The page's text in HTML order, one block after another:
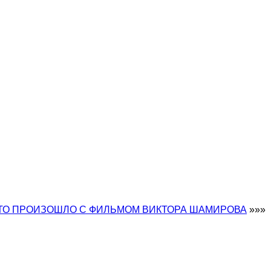
ПРОИЗОШЛО С ФИЛЬМОМ ВИКТОРА ШАМИРОВА »»»